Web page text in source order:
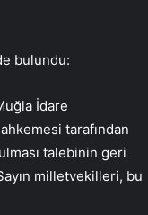
bulundu:
İdare
tarafından
talebinin geri
milletvekilleri, bu